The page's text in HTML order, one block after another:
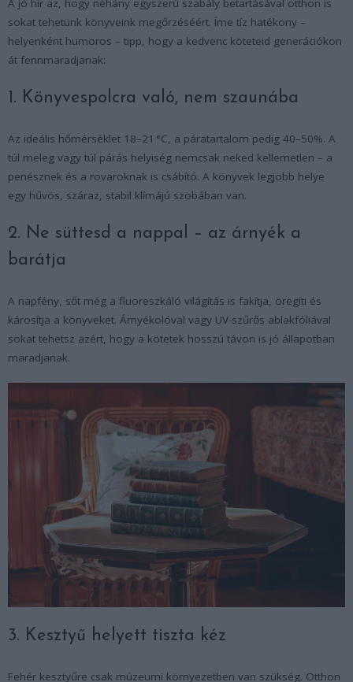
A jó hír az, hogy néhány egyszerű szabály betartásával otthon is
sokat tehetünk könyveink megőrzéséért. Íme tíz hatékony –
helyenként humoros – tipp, hogy a kedvenc köteteid generációkon
át fennmaradjanak:
1. Könyvespolcra való, nem szaunába
Az ideális hőmérséklet 18–21 °C, a páratartalom pedig 40–50%. A
túl meleg vagy túl párás helyiség nemcsak neked kellemetlen – a
penésznek és a rovaroknak is csábító. A könyvek legjobb helye
egy hűvös, száraz, stabil klímájú szobában van.
2. Ne süttesd a nappal – az árnyék a
barátja
A napfény, sőt még a fluoreszkáló világítás is fakítja, öregíti és
károsítja a könyveket. Árnyékolóval vagy UV-szűrős ablakfóliával
sokat tehetsz azért, hogy a kötetek hosszú távon is jó állapotban
maradjanak.
3. Kesztyű helyett tiszta kéz
Fehér kesztyűre csak múzeumi környezetben van szükség. Otthon